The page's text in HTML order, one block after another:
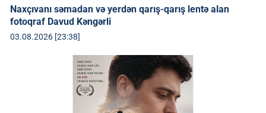
Naxçıvanı səmadan və yerdən qarış-qarış lentə alan
fotoqraf Davud Kəngərli
03.08.2026 [23:38]